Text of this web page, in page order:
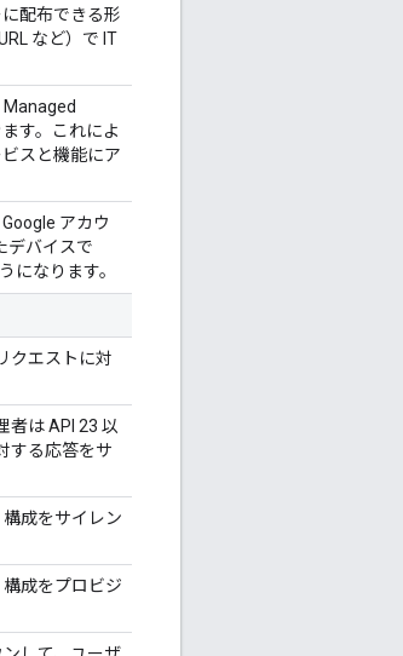
配布できる形
など）で IT
Managed
す。これによ
スと機能にア
アカウ
デバイスで
になります。
クエストに対
者は API 23 以
する応答をサ
成をサイレン
成をプロビジ